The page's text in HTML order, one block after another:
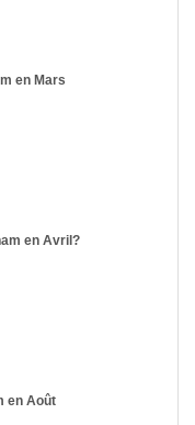
en Mars
en Avril?
en Août